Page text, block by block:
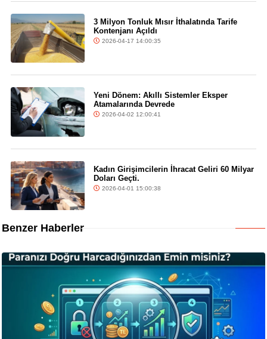
3 Milyon Tonluk Mısır İthalatında Tarife
Kontenjanı Açıldı
2026-04-17 14:00:35
Yeni Dönem: Akıllı Sistemler Eksper
Atamalarında Devrede
2026-04-02 12:00:41
Kadın Girişimcilerin İhracat Geliri 60 Milyar
Doları Geçti.
2026-04-01 15:00:38
Benzer Haberler